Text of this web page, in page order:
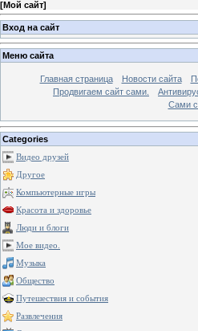
[Мой сайт]
Вход на сайт
Меню сайта
Главная страница Новости сайта
Продвигаем сайт сами.
Сами
Categories
Видео друзей
Другое
Компьютерные игры
Красота и здоровье
Люди и блоги
Мое видео.
Музыка
Общество
Путешествия и события
Развлечения